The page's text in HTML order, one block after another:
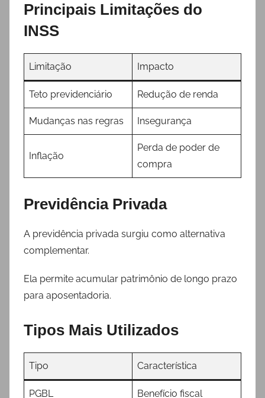
Principais Limitações do
INSS
Limitação Impacto
Teto previdenciário Redução de renda
Mudanças nas regras Insegurança
Inflação
Perda de poder de
compra
Previdência Privada
A previdência privada surgiu como alternativa
complementar.
Ela permite acumular patrimônio de longo prazo
para aposentadoria.
Tipos Mais Utilizados
Tipo Característica
PGBL Benefício fiscal